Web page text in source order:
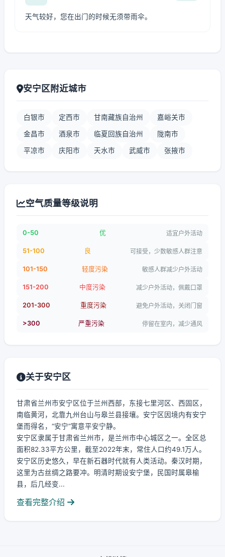
天气较好，您在出门的时候无须带雨伞。
安宁区附近城市
白银市 定西市 甘南藏族自治州 嘉峪关市
金昌市 酒泉市 临夏回族自治州 陇南市
平凉市 庆阳市 天水市 武威市 张掖市
空气质量等级说明
0-50 优 适宜户外活动
51-100 良 可接受，少数敏感人群注意
101-150 轻度污染 敏感人群减少户外活动
151-200 中度污染 减少户外活动，佩戴口罩
201-300 重度污染 避免户外活动，关闭门窗
>300 严重污染 停留在室内，减少通风
关于安宁区
甘肃省兰州市安宁区位于兰州西部，东接七里河区、西固区，
南临黄河，北靠九州台山与皋兰县接壤。安宁区因境内有安宁
堡而得名，“安宁”寓意平安宁静。
安宁区隶属于甘肃省兰州市，是兰州市中心城区之一。全区总
面积82.33平方公里，截至2022年末，常住人口约49.1万人。
安宁区历史悠久，早在新石器时代就有人类活动。秦汉时期，
这里为古丝绸之路要冲。明清时期设安宁堡，民国时属皋榆
县，后几经变...
查看完整介绍